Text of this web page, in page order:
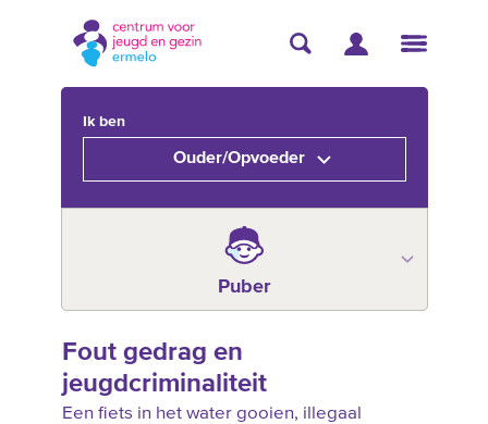
Ik ben
Ouder/Opvoeder
Puber
Fout gedrag en
jeugdcriminaliteit
Een fiets in het water gooien, illegaal